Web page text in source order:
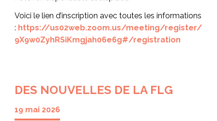
Voici le lien d’inscription avec toutes les informations
: https://us02web.zoom.us/meeting/register/
9X9w0ZyhRSiKmgjah06e6g#/registration
DES NOUVELLES DE LA FLG
19 mai 2026